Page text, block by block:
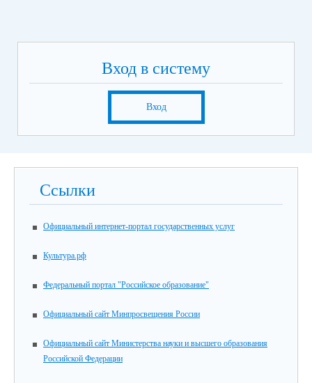
Вход в систему
Вход
Ссылки
Официальный интернет-портал государственных услуг
Культура.рф
Федеральный портал "Российское образование"
Официальный сайт Минпросвещения России
Официальный сайт Министерства науки и высшего образования
Российской Федерации